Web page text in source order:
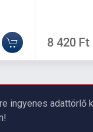
8 420 Ft
ingyenes adattörlő